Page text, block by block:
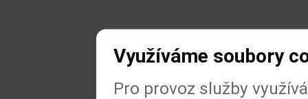
Využíváme soubory
Pro provoz služby